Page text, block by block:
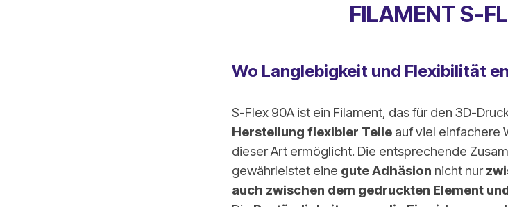
FILAMENT S-
Wo Langlebigkeit und Flexibilität
S-Flex 90A ist ein Filament, das für den 3D-
Herstellung flexibler Teile auf viel einfachere
dieser Art ermöglicht. Die entsprechende
gewährleistet eine gute Adhäsion nicht nur
auch zwischen dem gedruckten Element